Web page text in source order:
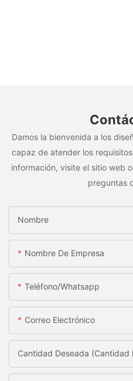
Damos la bienvenida a los
capaz de atender los
información, visite el sitio web
preguntas
Nombre
Nombre De Empresa
Teléfono/whatsapp
Correo Electrónico
Cantidad Deseada